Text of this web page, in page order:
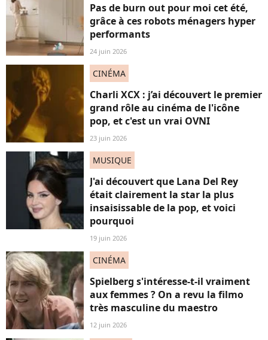
Pas de burn out pour moi cet été,
grâce à ces robots ménagers hyper
performants
24 juin 2026
CINÉMA
Charli XCX : j’ai découvert le premier
grand rôle au cinéma de l'icône
pop, et c'est un vrai OVNI
23 juin 2026
MUSIQUE
J'ai découvert que Lana Del Rey
était clairement la star la plus
insaisissable de la pop, et voici
pourquoi
19 juin 2026
CINÉMA
Spielberg s'intéresse-t-il vraiment
aux femmes ? On a revu la filmo
très masculine du maestro
12 juin 2026